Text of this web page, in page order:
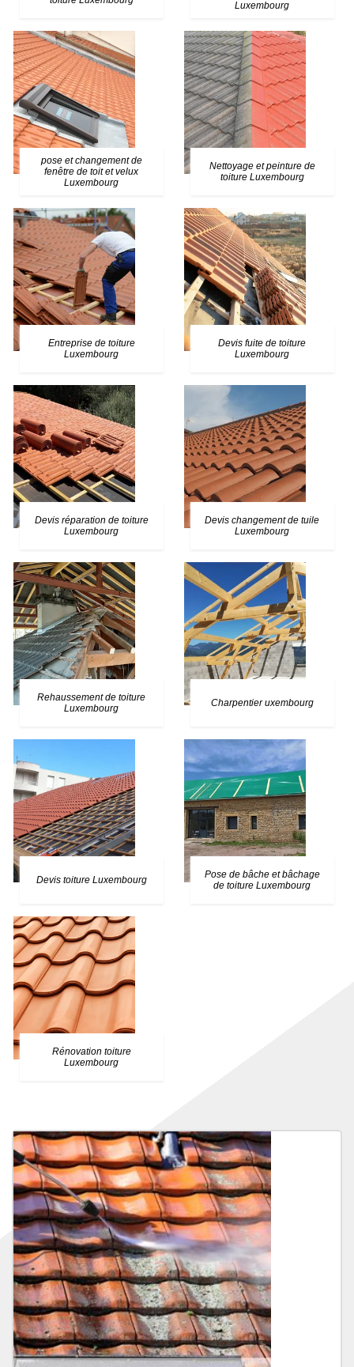
Luxembourg
pose et changement de
fenêtre de toit et velux
Luxembourg
Nettoyage et peinture de
toiture Luxembourg
Entreprise de toiture
Luxembourg
Devis fuite de toiture
Luxembourg
Devis réparation de toiture
Luxembourg
Devis changement de tuile
Luxembourg
Rehaussement de toiture
Luxembourg
Charpentier uxembourg
Devis toiture Luxembourg
Pose de bâche et bâchage
de toiture Luxembourg
Rénovation toiture
Luxembourg